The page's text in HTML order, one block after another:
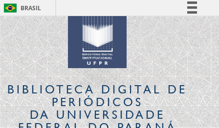
BRASIL
Simplifique!
Comunica BR
Participe
Acesso à informação
Legislação
Canais
BIBLIOTECA DIGITALDE
PERIÓDICOS
DA UNIVERSIDADE